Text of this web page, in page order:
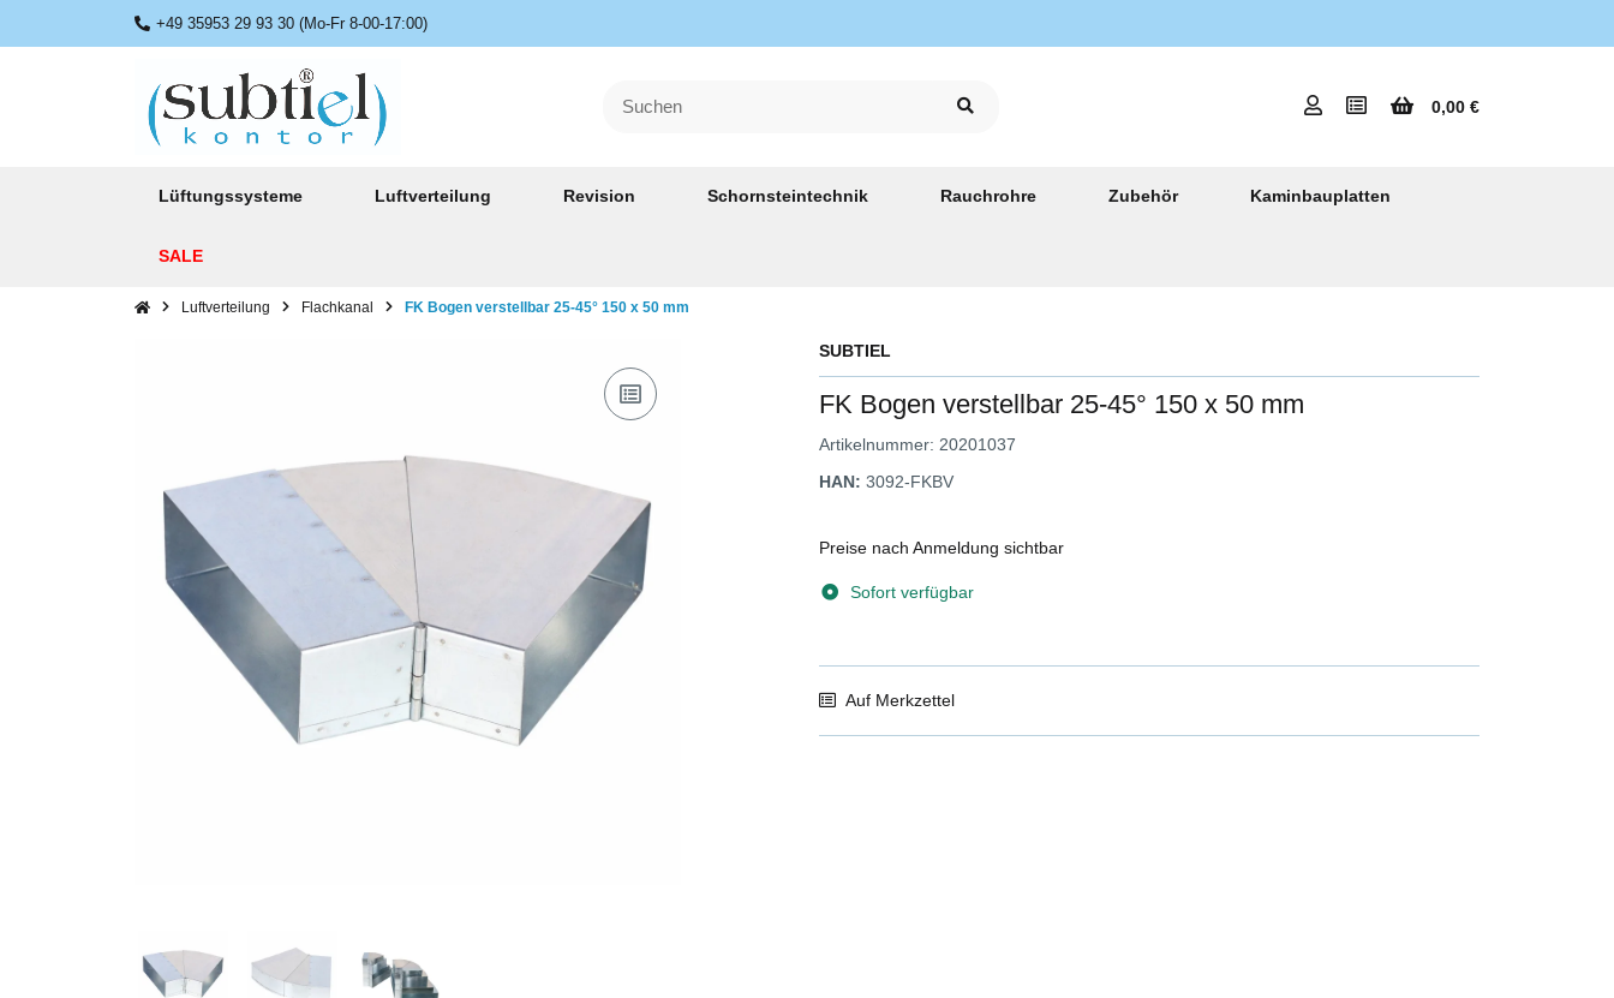
+49 35953 29 93 30 (Mo-Fr 8-00-17:00)
0,00 €
Lüftungssysteme Luftverteilung Revision Schornsteintechnik Rauchrohre Zubehör Kaminbauplatten
SALE
Luftverteilung Flachkanal FK Bogen verstellbar 25-45° 150 x 50 mm
SUBTIEL
FK Bogen verstellbar 25-45° 150 x 50 mm
Artikelnummer: 20201037
HAN: 3092-FKBV
Preise nach Anmeldung sichtbar
Sofort verfügbar
Auf Merkzettel